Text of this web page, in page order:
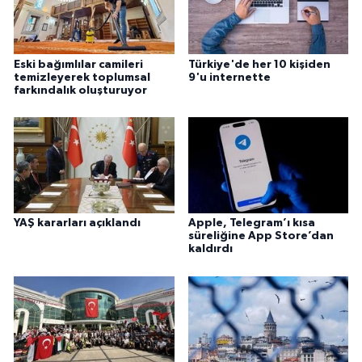
Eski bağımlılar camileri
temizleyerek toplumsal
farkındalık oluşturuyor
Türkiye'de her 10 kişiden
9'u internette
YAŞ kararları açıklandı
Apple, Telegram’ı kısa
süreliğine App Store’dan
kaldırdı
Gümüşhane Müftülüğü
Hakkari Müftülüğü
Hatay Müftülüğü
Iğdır Müftülüğü
Isparta Müftülüğü
İstanbul Müftülüğü
Kahramanmaraş Müftülüğü
Karabük Müftülüğü